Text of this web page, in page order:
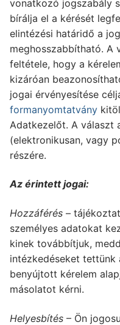
vonatkozó jogszabály
bírálja el a kérését
elintézési határidő a
meghosszabbítható. A
feltétele, hogy a
kizáróan
jogai érvényesítése
formanyomtatvány
Adatkezelőt. A választ
(elektronikusan, vagy
részére.
Az érintett jogai:
Hozzáférés –
személyes adatokat
kinek továbbítjuk,
intézkedéseket tettünk
benyújtott kérelem
másolatot kérni.
Helyesbítés – Ön